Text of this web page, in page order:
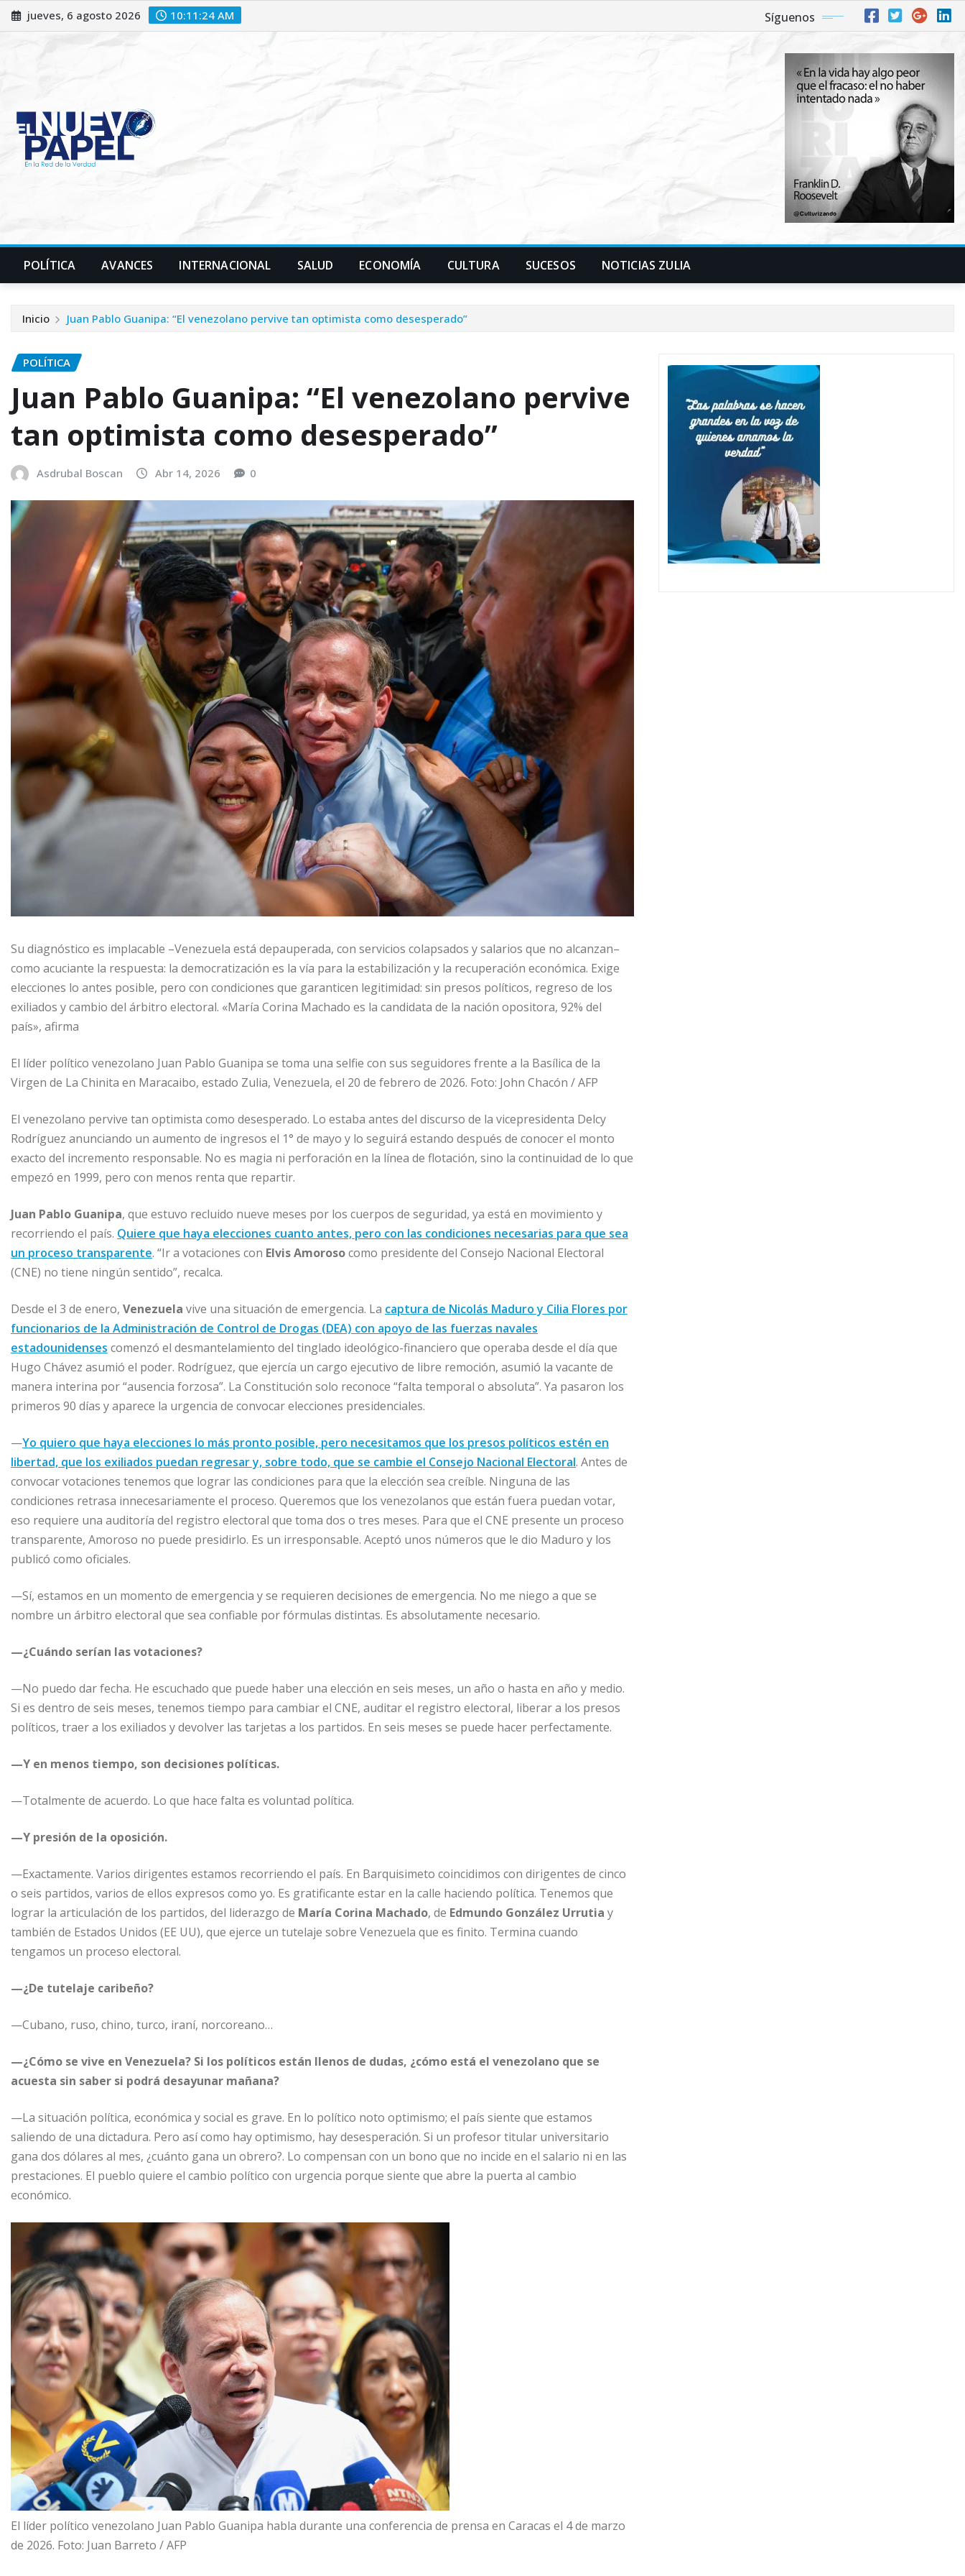
Saltar
al
jueves, 6 agosto 2026 10:11:26 AM Síguenos
POLÍTICA AVANCES INTERNACIONAL SALUD ECONOMÍA CULTURA SUCESOS NOTICIAS ZULIA
Inicio Juan Pablo Guanipa: “El venezolano pervive tan optimista como desesperado”
POLÍTICA
Juan Pablo Guanipa: “El venezolano pervive
tan optimista como desesperado”
Asdrubal Boscan Abr 14, 2026 0
Su diagnóstico es implacable –Venezuela está depauperada, con servicios colapsados y salarios que no alcanzan–
como acuciante la respuesta: la democratización es la vía para la estabilización y la recuperación económica. Exige
elecciones lo antes posible, pero con condiciones que garanticen legitimidad: sin presos políticos, regreso de los
exiliados y cambio del árbitro electoral. «María Corina Machado es la candidata de la nación opositora, 92% del
país», afirma
El líder político venezolano Juan Pablo Guanipa se toma una selfie con sus seguidores frente a la Basílica de la
Virgen de La Chinita en Maracaibo, estado Zulia, Venezuela, el 20 de febrero de 2026. Foto: John Chacón / AFP
El venezolano pervive tan optimista como desesperado. Lo estaba antes del discurso de la vicepresidenta Delcy
Rodríguez anunciando un aumento de ingresos el 1° de mayo y lo seguirá estando después de conocer el monto
exacto del incremento responsable. No es magia ni perforación en la línea de flotación, sino la continuidad de lo que
empezó en 1999, pero con menos renta que repartir.
Juan Pablo Guanipa, que estuvo recluido nueve meses por los cuerpos de seguridad, ya está en movimiento y
recorriendo el país. Quiere que haya elecciones cuanto antes, pero con las condiciones necesarias para que sea
un proceso transparente. “Ir a votaciones con Elvis Amorosocomo presidente del Consejo Nacional Electoral
(CNE) no tiene ningún sentido”, recalca.
Desde el 3 de enero, Venezuela vive una situación de emergencia. La captura de Nicolás Maduro y Cilia Flores por
funcionarios de la Administración de Control de Drogas (DEA) con apoyo de las fuerzas navales
estadounidenses comenzó el desmantelamiento del tinglado ideológico-financiero que operaba desde el día que
Hugo Chávez asumió el poder. Rodríguez, que ejercía un cargo ejecutivo de libre remoción, asumió la vacante de
manera interina por “ausencia forzosa”. La Constitución solo reconoce “falta temporal o absoluta”. Ya pasaron los
primeros 90 días y aparece la urgencia de convocar elecciones presidenciales.
—Yo quiero que haya elecciones lo más pronto posible, pero necesitamos que los presos políticos estén en
libertad, que los exiliados puedan regresar y, sobre todo, que se cambie el Consejo Nacional Electoral. Antes de
convocar votaciones tenemos que lograr las condiciones para que la elección sea creíble. Ninguna de las
condiciones retrasa innecesariamente el proceso. Queremos que los venezolanos que están fuera puedan votar,
eso requiere una auditoría del registro electoral que toma dos o tres meses. Para que el CNE presente un proceso
transparente, Amoroso no puede presidirlo. Es un irresponsable. Aceptó unos números que le dio Maduro y los
publicó como oficiales.
—Sí, estamos en un momento de emergencia y se requieren decisiones de emergencia. No me niego a que se
nombre un árbitro electoral que sea confiable por fórmulas distintas. Es absolutamente necesario.
—¿Cuándo serían las votaciones?
—No puedo dar fecha. He escuchado que puede haber una elección en seis meses, un año o hasta en año y medio.
Si es dentro de seis meses, tenemos tiempo para cambiar el CNE, auditar el registro electoral, liberar a los presos
políticos, traer a los exiliados y devolver las tarjetas a los partidos. En seis meses se puede hacer perfectamente.
—Y en menos tiempo, son decisiones políticas.
—Totalmente de acuerdo. Lo que hace falta es voluntad política.
—Y presión de la oposición.
—Exactamente. Varios dirigentes estamos recorriendo el país. En Barquisimeto coincidimos con dirigentes de cinco
o seis partidos, varios de ellos expresos como yo. Es gratificante estar en la calle haciendo política. Tenemos que
lograr la articulación de los partidos, del liderazgo de María Corina Machado, de Edmundo González Urrutia y
también de Estados Unidos (EE UU), que ejerce un tutelaje sobre Venezuela que es finito. Termina cuando
tengamos un proceso electoral.
—¿De tutelaje caribeño?
—Cubano, ruso, chino, turco, iraní, norcoreano…
—¿Cómo se vive en Venezuela? Si los políticos están llenos de dudas, ¿cómo está el venezolano que se
acuesta sin saber si podrá desayunar mañana?
—La situación política, económica y social es grave. En lo político noto optimismo; el país siente que estamos
saliendo de una dictadura. Pero así como hay optimismo, hay desesperación. Si un profesor titular universitario
gana dos dólares al mes, ¿cuánto gana un obrero?. Lo compensan con un bono que no incide en el salario ni en las
prestaciones. El pueblo quiere el cambio político con urgencia porque siente que abre la puerta al cambio
económico.
El líder político venezolano Juan Pablo Guanipa habla durante una conferencia de prensa en Caracas el 4 de marzo
de 2026. Foto: Juan Barreto / AFP